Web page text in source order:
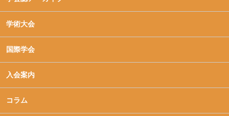
学術大会
国際学会
入会案内
コラム